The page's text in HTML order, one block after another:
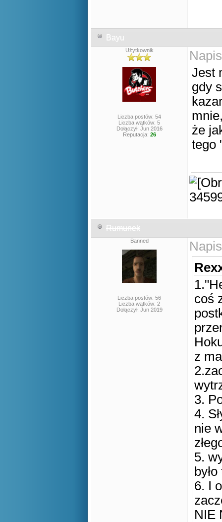
Bayu
Użytkownik
Liczba postów: 54
Liczba wątków: 5
Dołączył: Jun 2016
Reputacja: 26
Jest
gdy
że
tego
Rumunek
Banned
Liczba postów: 56
Liczba wątków: 2
Dołączył: Jun 2019
coś
z
3.
4.
nie
5.
6. I
NIE